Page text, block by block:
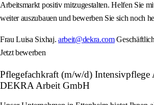
Arbeitsmarkt positiv mitzugestalten. Helfen Sie
weiter auszubauen und bewerben Sie sich noch
Frau Luisa Sixhaj. arbeit@dekra.com
Jetzt bewerben
Pflegefachkraft (m/w/d) Intensivpflege
DEKRA Arbeit GmbH